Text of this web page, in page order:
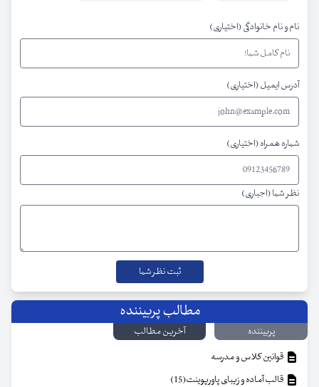
نام و نام خانوادگی (اختیاری)
آدرس ایمیل (اختیاری)
شماره همراه (اختیاری)
نظر شما (اجباری)
مطالب پربیننده
پربیننده
آخرین مطالب
قوانین کلاس و مدرسه
قالب آماده و زیبای پاورپوینت(15)